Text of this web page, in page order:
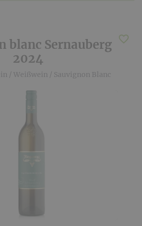
blanc Sernauberg
2024
/ Weißwein / Sauvignon Blanc